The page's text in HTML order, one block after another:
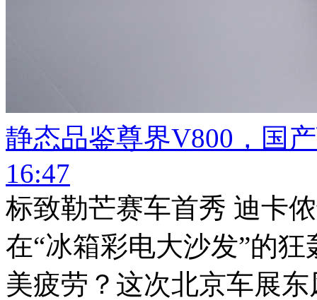
静态品鉴尊界V800，国
16:47
标致勒芒赛车首秀 迪卡
在“冰箱彩电大沙发”的
美疲劳？这次北京车展